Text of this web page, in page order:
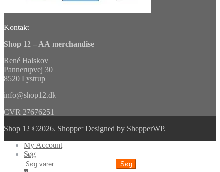
Kontakt
Shop 12 – AA merchandise
René Halskov
Pannerupvej 30
8520 Lystrup
info@shop12.dk
CVR 27676251
Shop 12 ©2026. ShopperDesigned by ShopperWP.
My Account
Søg
Søg
Søg